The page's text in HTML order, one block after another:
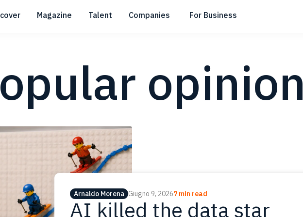
Submenu
Magazine Talent
Submenu
Companies For Business
opinion
Arnaldo Morena Giugno 9, 20267 min read
AI killed the data star